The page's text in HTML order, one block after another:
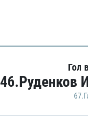
Гол
46.Руденков